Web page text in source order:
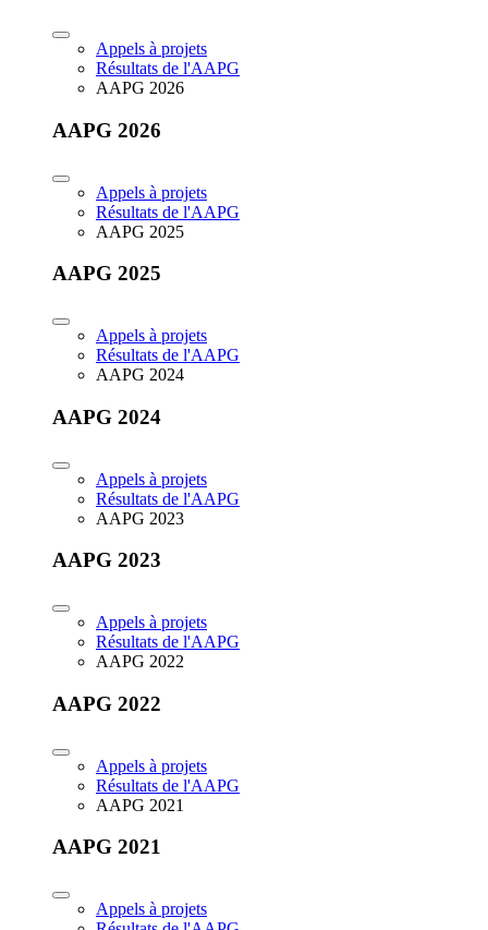
Appels à projets
Résultats de l'AAPG
AAPG 2026
AAPG 2026
Appels à projets
Résultats de l'AAPG
AAPG 2025
AAPG 2025
Appels à projets
Résultats de l'AAPG
AAPG 2024
AAPG 2024
Appels à projets
Résultats de l'AAPG
AAPG 2023
AAPG 2023
Appels à projets
Résultats de l'AAPG
AAPG 2022
AAPG 2022
Appels à projets
Résultats de l'AAPG
AAPG 2021
AAPG 2021
Appels à projets